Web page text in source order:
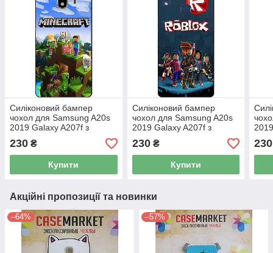
Силіконовий бампер
чохол для Samsung A20s
2019 Galaxy A207f з
230 ₴
Купити
Силіконовий бампер
чохол для Samsung A20s
2019 Galaxy A207f з
230₴
Купити
230
Акційні пропозиції та новинки
–64% –57%